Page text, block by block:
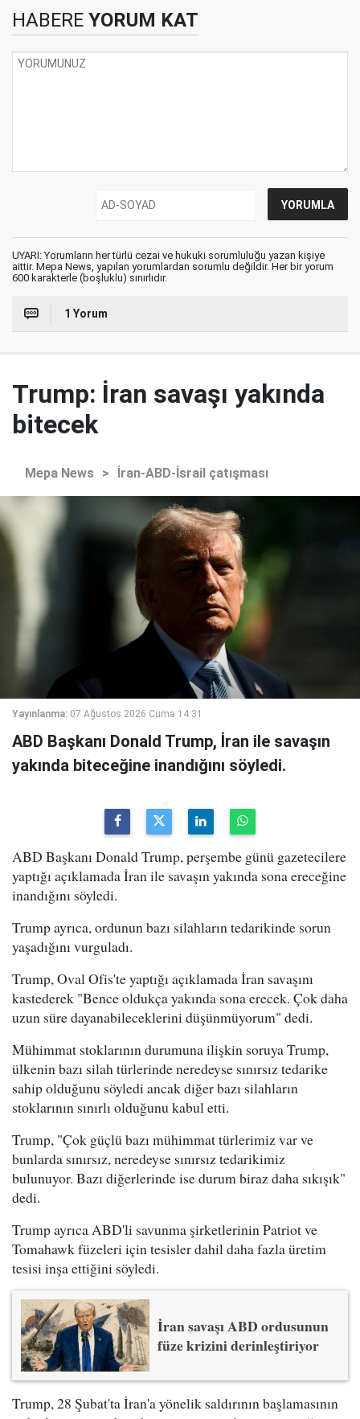
HABERE YORUM KAT
UYARI: Yorumların her türlü cezai ve hukuki sorumluluğu yazan kişiye
aittir. Mepa News, yapılan yorumlardan sorumlu değildir. Her bir yorum
600 karakterle (boşluklu) sınırlıdır.
1 Yorum
Trump: İran savaşı yakında
bitecek
Mepa News > İran-ABD-İsrail çatışması
Yayınlanma: 07 Ağustos 2026 Cuma 14:31
ABD Başkanı Donald Trump, İran ile savaşın
yakında biteceğine inandığını söyledi.
ABD Başkanı Donald Trump, perşembe günü gazetecilere
yaptığı açıklamada İran ile savaşın yakında sona ereceğine
inandığını söyledi.
Trump ayrıca, ordunun bazı silahların tedarikinde sorun
yaşadığını vurguladı.
Trump, Oval Ofis'te yaptığı açıklamada İran savaşını
kastederek "Bence oldukça yakında sona erecek. Çok daha
uzun süre dayanabileceklerini düşünmüyorum" dedi.
Mühimmat stoklarının durumuna ilişkin soruya Trump,
ülkenin bazı silah türlerinde neredeyse sınırsız tedarike
sahip olduğunu söyledi ancak diğer bazı silahların
stoklarının sınırlı olduğunu kabul etti.
Trump, "Çok güçlü bazı mühimmat türlerimiz var ve
bunlarda sınırsız, neredeyse sınırsız tedarikimiz
bulunuyor. Bazı diğerlerinde ise durum biraz daha sıkışık"
dedi.
Trump ayrıca ABD'li savunma şirketlerinin Patriot ve
Tomahawk füzeleri için tesisler dahil daha fazla üretim
tesisi inşa ettiğini söyledi.
İran savaşı ABD ordusunun
füze krizini derinleştiriyor
Trump, 28 Şubat'ta İran'a yönelik saldırının başlamasının